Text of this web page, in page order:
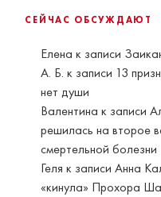
СЕЙЧАС ОБСУЖДАЮТ
Елена к записи
А. Б. к записи 13
нет души
Валентина к записи
решилась на второе
смертельной болезни
Геля к записиАнна
«кинула» Прохора